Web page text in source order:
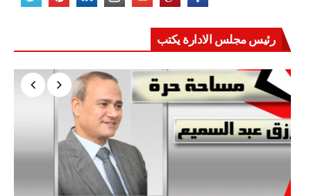
رئيس مجلس الادارة يكتب